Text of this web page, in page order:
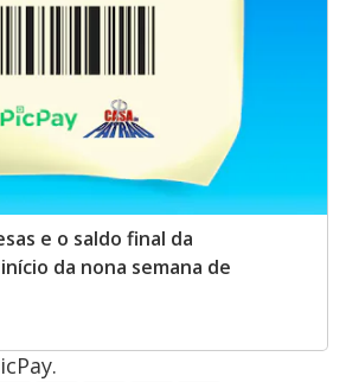
e o saldo final da
da nona semana de